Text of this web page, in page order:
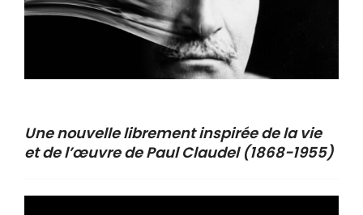
Une nouvelle librement inspirée de la vie
et de l’œuvre de Paul Claudel (1868-1955)